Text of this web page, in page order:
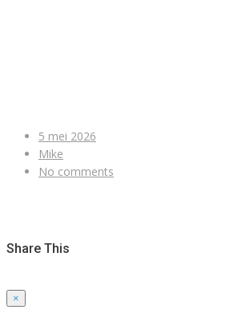
5 mei 2026
Mike
No comments
Share This
×